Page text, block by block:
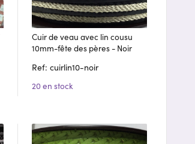
Cuir de veau avec lin cousu
10mm-fête des pères - Noir
Ref: cuirlin10-noir
20 en stock